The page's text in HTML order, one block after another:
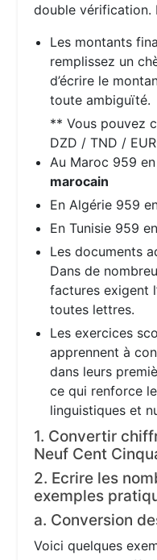
double vérification.
Les montants
remplissez un
d’écrire le
toute ambiguïté.
** Vous pouvez
DZD / TND /
Au Maroc 959
marocain
En Algérie 959
En Tunisie 959
Les documents
Dans de
factures exigent
toutes lettres.
Les exercices
apprennent à
dans leurs
ce qui renforce
linguistiques et
1. Convertir
Neuf Cent
2. Ecrire les
exemples
a. Conversion
Voici quelques